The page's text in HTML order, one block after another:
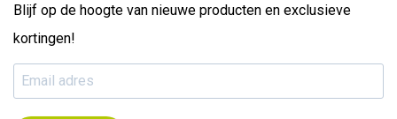
Blijf op de hoogte van nieuwe producten en exclusieve
kortingen!